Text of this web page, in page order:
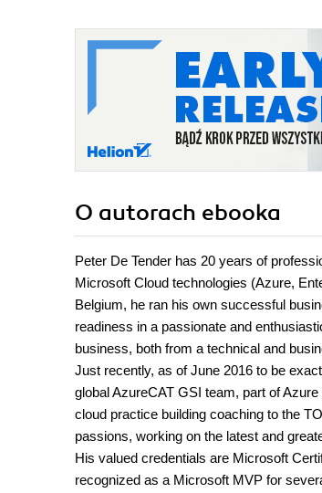
O autorach ebooka
Peter De Tender has 20 years of
Microsoft Cloud technologies (Azure,
Belgium, he ran his own successful
readiness in a passionate and
business, both from a technical and
Just recently, as of June 2016 to be
global AzureCAT GSI team, part of
cloud practice building coaching to the
passions, working on the latest and
His valued credentials are Microsoft
recognized as a Microsoft MVP for